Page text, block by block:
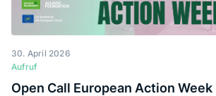
Aufruf
30. April 2026
Open Call European Action Week